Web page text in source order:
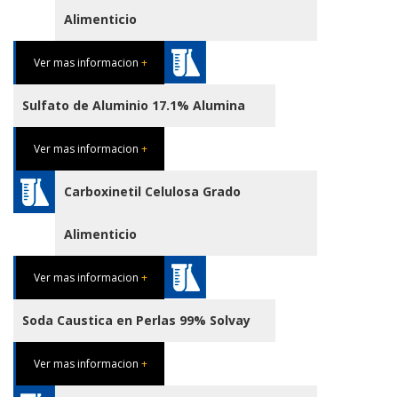
Alimenticio
Ver mas informacion +
Sulfato de Aluminio 17.1% Alumina
Ver mas informacion +
Carboxinetil Celulosa Grado
Alimenticio
Ver mas informacion +
Soda Caustica en Perlas 99% Solvay
Ver mas informacion +